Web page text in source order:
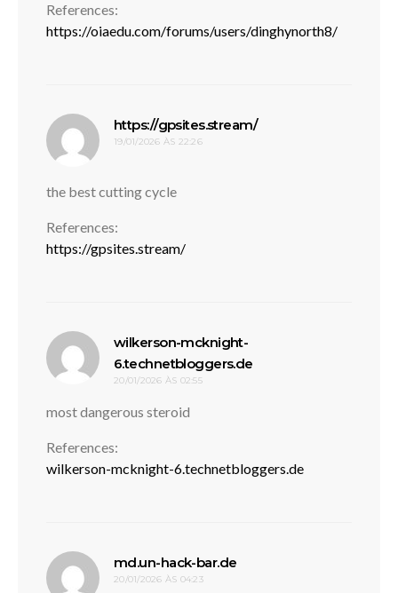
References:
https://oiaedu.com/forums/users/dinghynorth8/
https://gpsites.stream/disse:
19/01/2026 ÀS 22:26
the best cutting cycle
References:
https://gpsites.stream/
wilkerson-mcknight-
6.technetbloggers.de
20/01/2026 ÀS 02:55
most dangerous steroid
References:
wilkerson-mcknight-6.technetbloggers.de
md.un-hack-bar.de
20/01/2026 ÀS 04:23